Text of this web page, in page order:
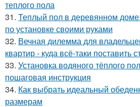
теплого пола
31. Теплый пол в деревянном
по установке своими руками
32. Вечная дилемма для
квартир - куда всё-таки поставить
33. Установка водяного тёплого
пошаговая инструкция
34. Как выбрать идеальный
размерам